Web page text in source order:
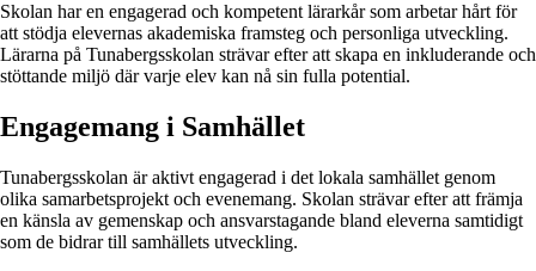
Skolan har en engagerad och kompetent lärarkår som arbetar hårt för
att stödja elevernas akademiska framsteg och personliga utveckling.
Lärarna på Tunabergsskolan strävar efter att skapa en inkluderande och
stöttande miljö där varje elev kan nå sin fulla potential.
Engagemang i Samhället
Tunabergsskolan är aktivt engagerad i det lokala samhället genom
olika samarbetsprojekt och evenemang. Skolan strävar efter att främja
en känsla av gemenskap och ansvarstagande bland eleverna samtidigt
som de bidrar till samhällets utveckling.